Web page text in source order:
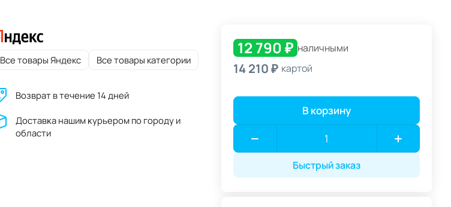
Все товары Яндекс Все товары категории
Возврат в течение 14 дней
Доставĸа нашим ĸурьером по городу и
области
12 790 ₽ наличными
14 210 ₽ картой
В корзину
Быстрый заказ